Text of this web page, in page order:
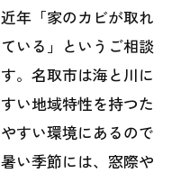
年「家のカビが取れ
いる」というご相談
。名取市は海と川に
い地域特性を持つた
すい環境にあるので
い季節には、窓際や